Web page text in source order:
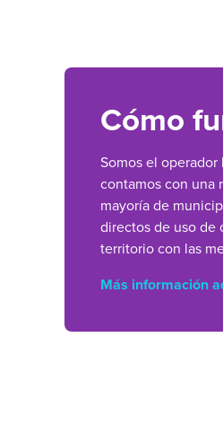
Cómo
Somos el operador
contamos con una
mayoría de
directos de uso de
territorio con las
Más información